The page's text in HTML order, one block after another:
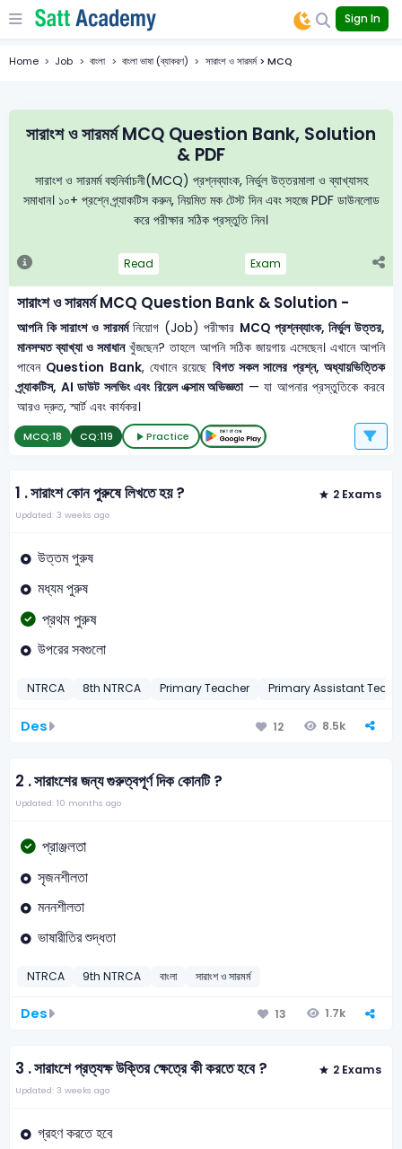
Sign In
Home Job বাংলা বাংলা ভাষা (ব্যাকরণ) সারাংশ ও সারমর্ম > MCQ
সারাংশ ও সারমর্ম MCQ Question Bank, Solution
& PDF
সারাংশ ও সারমর্ম বহুনির্বাচনী(MCQ) প্রশ্নব্যাংক, নির্ভুল উত্তরমালা ও ব্যাখ্যাসহ
সমাধান। ১০+ প্রশ্নে প্র্যাকটিস করুন, নিয়মিত মক টেস্ট দিন এবং সহজে PDF ডাউনলোড
করে পরীক্ষার সঠিক প্রস্তুতি নিন।
Read Exam
সারাংশ ও সারমর্ম MCQ Question Bank & Solution -
আপনি কি সারাংশ ও সারমর্মনিয়োগ (Job) পরীক্ষার MCQ প্রশ্নব্যাংক, নির্ভুল উত্তর,
মানসম্মত ব্যাখ্যা ও সমাধানখুঁজছেন? তাহলে আপনি সঠিক জায়গায় এসেছেন। এখানে আপনি
পাবেন Question Bank, যেখানে রয়েছে বিগত সকল সালের প্রশ্ন, অধ্যায়ভিত্তিক
প্র্যাকটিস, AI ডাউট সলভিং এবং রিয়েল এক্সাম অভিজ্ঞতা— যা আপনার প্রস্তুতিকে করবে
আরও দ্রুত, স্মার্ট এবং কার্যকর।
MCQ:18 CQ:119 Practice
1 .সারাংশ কোন পুরুষে লিখতে হয় ? 2 Exams
Updated: 3 weeks ago
উত্তম পুরুষ
মধ্যম পুরুষ
প্রথম পুরুষ
উপরের সবগুলো
NTRCA 8th NTRCA Primary Teacher Primary Assistant
Des 12 8.5k
2 .সারাংশের জন্য গুরুত্বপূর্ণ দিক কোনটি ?
Updated: 10 months ago
প্রাঞ্জলতা
সৃজনশীলতা
মননশীলতা
ভাষারীতির শুদ্ধতা
NTRCA 9th NTRCA বাংলা সারাংশ ও সারমর্ম
Des 13 1.7k
3 .সারাংশে প্রত্যক্ষ উক্তির ক্ষেত্রে কী করতে হবে ? 2 Exams
Updated: 3 weeks ago
গ্রহণ করতে হবে